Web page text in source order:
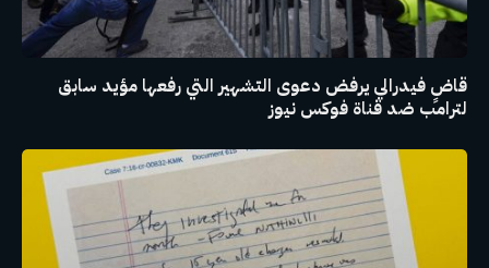
قاضٍ فيدرالي يرفض دعوى التشهير التي رفعها مؤيد سابق
لترامب ضد قناة فوكس نيوز